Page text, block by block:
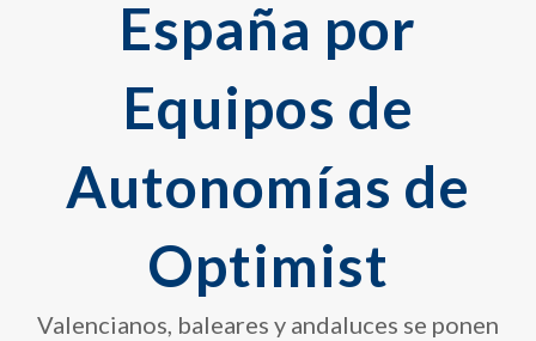
España por
Equipos de
Autonomías de
Optimist
Valencianos, baleares y andaluces se ponen